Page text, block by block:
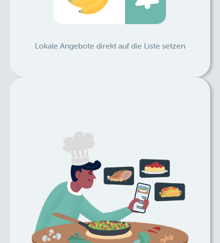
Lokale Angebote direkt auf die Liste setzen